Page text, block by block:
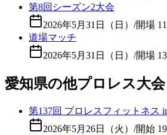
第8回シーズン2大会
2026年5月31日（日） /開場
道場マッチ
2026年5月31日（日） /開場
愛知県の他プロレス大会
第137回 プロレスフィットネス
2026年5月26日（火） /開始